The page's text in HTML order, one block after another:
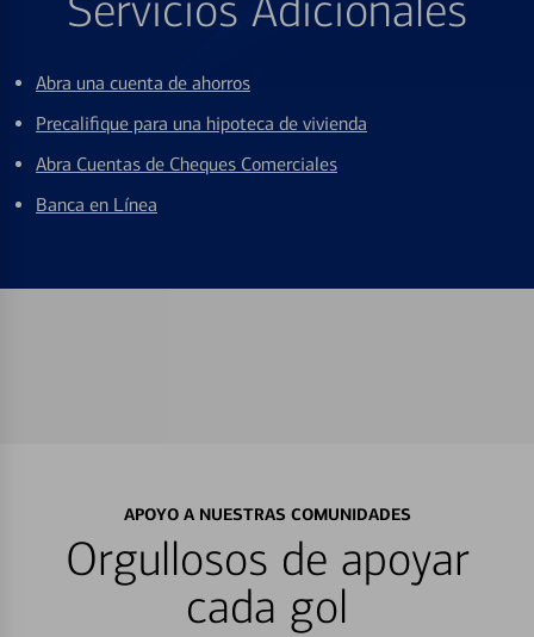
Abra una cuenta de ahorros
Precalifique para una hipoteca de vivienda
Abra Cuentas de Cheques Comerciales
Banca en Línea
APOYO A NUESTRAS COMUNIDADES
Orgullosos de apoyar
cada gol